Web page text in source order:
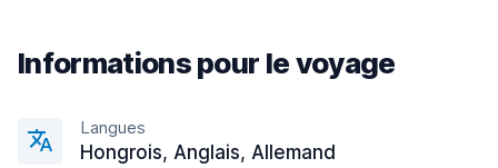
Informations pour le voyage
Langues
Hongrois, Anglais, Allemand